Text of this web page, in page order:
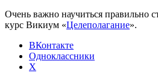
Очень важно научиться правильно
курс Викиум «Целеполагание».
ВКонтакте
Одноклассники
X